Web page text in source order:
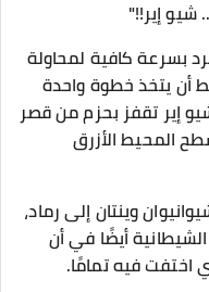
شيو إير!!"
بسرعة كافية لمحاولة
أن يتخذ خطوة واحدة
إير تقفز بحزم من قصر
المحيط الأزرق
وينتان إلى رماد،
أيضًا في أن
اختفت فيه تمامًا.